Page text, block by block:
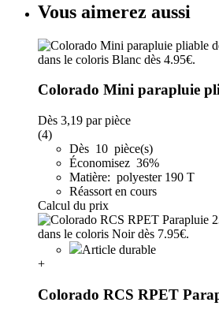
Vous aimerez aussi
Colorado Mini parapluie
Dès 3,19 par pièce
(4)
Dès 10 pièce(s)
Économisez 36%
Matière: polyester 190 T
Réassort en cours
Calcul du prix
Article durable
+
Colorado RCS RPET